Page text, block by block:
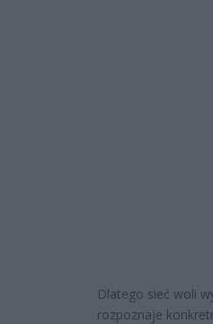
Dlatego sieć woli
rozpoznaje